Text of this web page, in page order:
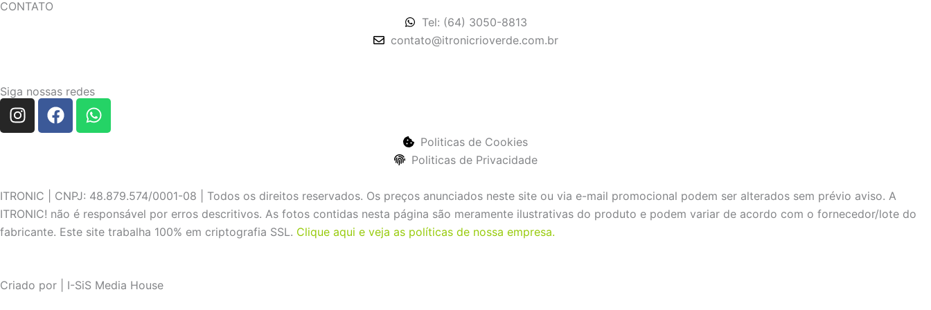
CONTATO
Tel: (64) 3050-8813
contato@itronicrioverde.com.br
Siga nossas redes
I
n
g
r
a
F
a
o
o
k
W
h
a
p
p
Politicas de Cookies
Politicas de Privacidade
ITRONIC | CNPJ: 48.879.574/0001-08 | Todos os direitos reservados. Os preços anunciados neste site ou via e-mail promocional podem ser alterados sem prévio aviso. A
ITRONIC! não é responsável por erros descritivos. As fotos contidas nesta página são meramente ilustrativas do produto e podem variar de acordo com o fornecedor/lote do
fabricante. Este site trabalha 100% em criptografia SSL. Clique aqui e veja as políticas de nossa empresa.
Criado por | I-SiS Media House